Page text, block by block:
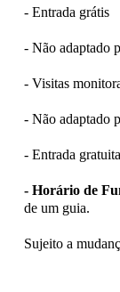
- Entrada grátis
- Não adaptado
- Visitas
- Não adaptado
- Entrada gratuita
- Horário de
de um guia.
Sujeito a